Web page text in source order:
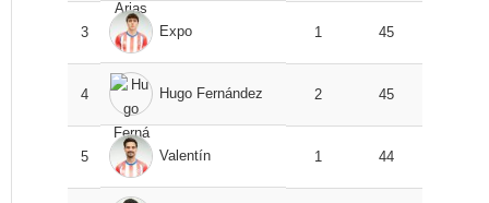
3 Expo 1 45
4 Hugo Fernández 2 45
5 Valentín 1 44